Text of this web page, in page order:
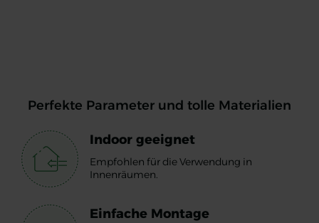
Perfekte Parameter und tolle Materialien
Indoor geeignet
Empfohlen für die Verwendung in
Innenräumen.
Einfache Montage